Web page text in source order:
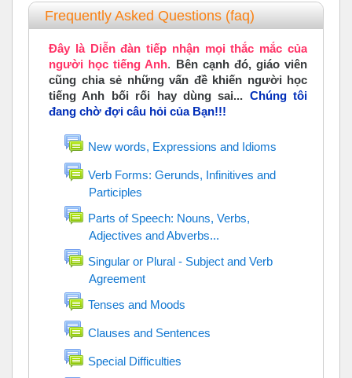
Frequently Asked Questions (faq)
Đây là Diễn đàn tiếp nhận mọi thắc mắc của
người học tiếng Anh. Bên cạnh đó, giáo viên
cũng chia sẻ những vấn đề khiến người học
tiếng Anh bối rối hay dùng sai... Chúng tôi
đang chờ đợi câu hỏi của Bạn!!!
New words, Expressions and Idioms
Diễn đàn
Verb Forms: Gerunds, Infinitives and
Participles
Diễn đàn
Parts of Speech: Nouns, Verbs,
Adjectives and Abverbs...
Diễn đàn
Singular or Plural - Subject and Verb
Agreement
Diễn đàn
Tenses and Moods
Diễn đàn
Clauses and Sentences
Diễn đàn
Special Difficulties
Diễn đàn